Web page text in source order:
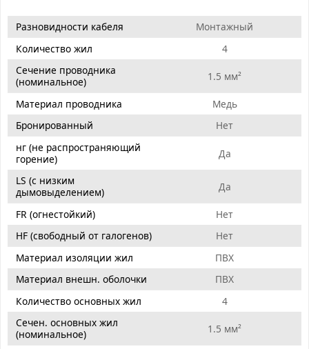
Разновидности кабеля
Монтажный
Количество жил
4
Сечение проводника
(номинальное)
1.5 мм²
Материал проводника
Медь
Бронированный
Нет
нг (не распространяющий
горение)
Да
LS (с низким
дымовыделением)
Да
FR (огнестойкий)
Нет
HF (свободный от галогенов)
Нет
Материал изоляции жил
ПВХ
Материал внешн. оболочки
ПВХ
Количество основных жил
4
Сечен. основных жил
(номинальное)
1.5 мм²